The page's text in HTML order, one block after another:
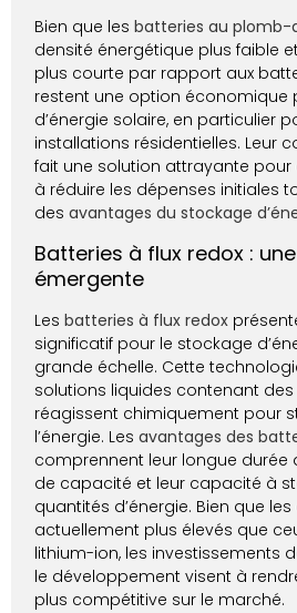
Bien que les batteries au plomb-
densité énergétique plus faible
plus courte par rapport aux
restent une option économique
d’énergie solaire, en particulier
installations résidentielles. Leur
fait une solution attrayante pour
à réduire les dépenses initiales
desavantages du stockage
Batteries à flux redox :
émergente
Lesbatteries à flux redox
significatif pour le stockage
grande échelle. Cette
solutions liquides contenant
réagissent chimiquement pour
l’énergie. Lesavantages des
comprennent leur longue durée
de capacité et leur capacité à
quantités d’énergie. Bien que
actuellement plus élevés que
lithium-ion, les investissements
le développement visent à
plus compétitive sur le marché.